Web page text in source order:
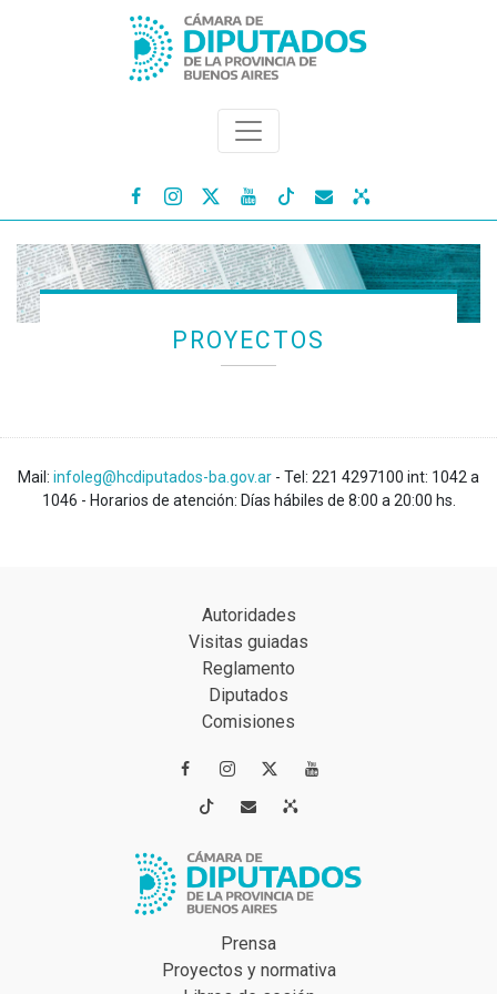
   
PROYECTOS
Mail: infoleg@hcdiputados-ba.gov.ar - Tel: 221 4297100 int: 1042 a
1046 - Horarios de atención: Días hábiles de 8:00 a 20:00 hs.
Autoridades
Visitas guiadas
Reglamento
Diputados
Comisiones
 
 
Prensa
Proyectos y normativa